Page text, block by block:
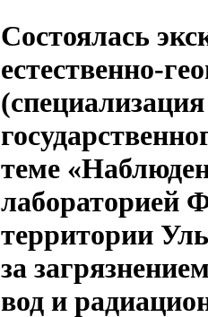
Состоялась
естественно-
теме
лабораторией
территории
за
вод и